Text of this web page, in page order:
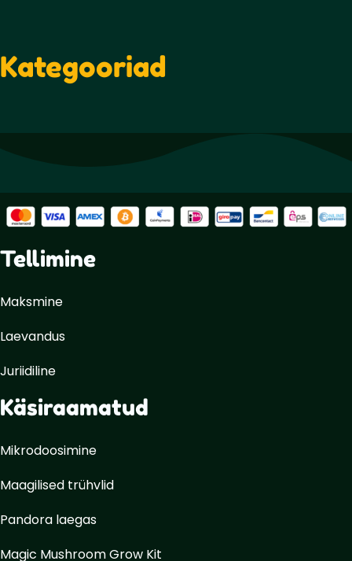
Kategooriad
Tellimine
Maksmine
Laevandus
Juriidiline
Käsiraamatud
Mikrodoosimine
Maagilised trühvlid
Pandora laegas
Magic Mushroom Grow Kit